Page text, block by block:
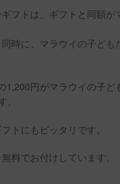
フトは、ギフトと同額が
時に、マラウイの子ども
円がマラウイの子ど
トにもピッタリです。
料でお付けしています。